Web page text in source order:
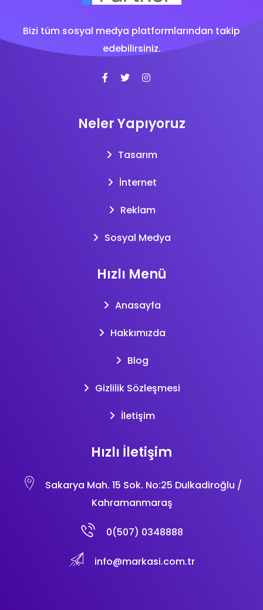
Bizi tüm sosyal medya platformlarından takip
edebilirsiniz.
Neler Yapıyoruz
Tasarım
İnternet
Reklam
Sosyal Medya
Hızlı Menü
Anasayfa
Hakkımızda
Blog
Gizlilik Sözleşmesi
İletişim
Hızlı İletişim
Sakarya Mah. 15 Sok. No:25 Dulkadiroğlu /
Kahramanmaraş
0(507) 0348888
info@markasi.com.tr